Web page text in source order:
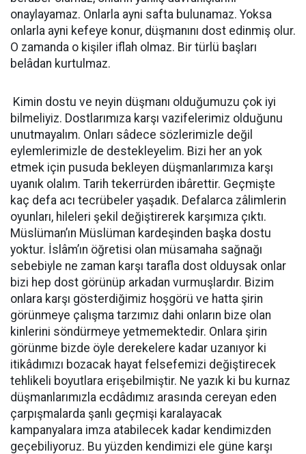
onaylayamaz. Onlarla ayni safta bulunamaz. Yoksa
onlarla ayni kefeye konur, düşmanını dost edinmiş olur.
O zamanda o kişiler iflah olmaz. Bir türlü başları
belâdan kurtulmaz.
Kimin dostu ve neyin düşmanı olduğumuzu çok iyi
bilmeliyiz. Dostlarımıza karşı vazifelerimiz olduğunu
unutmayalım. Onları sâdece sözlerimizle değil
eylemlerimizle de destekleyelim. Bizi her an yok
etmek için pusuda bekleyen düşmanlarımıza karşı
uyanık olalım. Tarih tekerrürden ibârettir. Geçmişte
kaç defa acı tecrübeler yaşadık. Defalarca zâlimlerin
oyunları, hileleri şekil değiştirerek karşımıza çıktı.
Müslüman’ın Müslüman kardeşinden başka dostu
yoktur. İslâm’ın öğretisi olan müsamaha sağnağı
sebebiyle ne zaman karşı tarafla dost olduysak onlar
bizi hep dost görünüp arkadan vurmuşlardır. Bizim
onlara karşı gösterdiğimiz hoşgörü ve hatta şirin
görünmeye çalışma tarzımız dahi onların bize olan
kinlerini söndürmeye yetmemektedir. Onlara şirin
görünme bizde öyle derekelere kadar uzanıyor ki
itikâdımızı bozacak hayat felsefemizi değiştirecek
tehlikeli boyutlara erişebilmiştir. Ne yazık ki bu kurnaz
düşmanlarımızla ecdâdımız arasında cereyan eden
çarpışmalarda şanlı geçmişi karalayacak
kampanyalara imza atabilecek kadar kendimizden
geçebiliyoruz. Bu yüzden kendimizi ele güne karşı